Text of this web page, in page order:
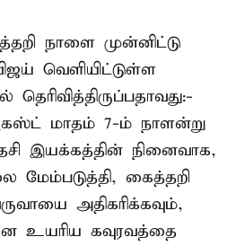
நாளை முன்னிட்டு
வெளியிட்டுள்ள
தெரிவித்திருப்பதாவது:-
மாதம் 7-ம் நாளன்று
இயக்கத்தின் நினைவாக,
மேம்படுத்தி, கைத்தறி
அதிகரிக்கவும்,
உயரிய கவுரவத்தை